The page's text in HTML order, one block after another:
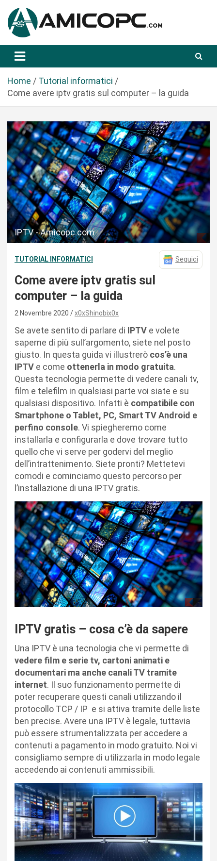
a
Amicopc.com
Home
Tutorial informatici
Come avere iptv gratis sul computer – la guida
IPTV - Amicopc.com
TUTORIAL INFORMATICI Seguici
Come avere iptv gratis sul
computer – la guida
2 Novembre 2020 x0xShinobix0x
Se avete sentito di parlare di IPTV e volete
saperne di più sull’argomento, siete nel posto
giusto. In questa guida vi illustrerò cos’è una
IPTV e come ottenerla in modo gratuita.
Questa tecnologia permette di vedere canali tv,
film e telefilm in qualsiasi parte voi siate e su
qualsiasi dispositivo. Infatti è compatibile con
Smartphone o Tablet, PC, Smart TV Android e
perfino console. Vi spiegheremo come
installarla e configurarla e dove trovare tutto
quello che vi serve per godervi del meglio
dell’intrattenimento. Siete pronti? Mettetevi
comodi e cominciamo questo percorso per
l’installazione di una IPTV gratis.
IPTV gratis – cosa c’è da sapere
Una IPTV è una tecnologia che vi permette di
vedere film e serie tv, cartoni animati e
documentari ma anche canali TV tramite
internet. Il suo funzionamento permette di
poter recuperare questi canali utilizzando il
protocollo TCP / IP e si attiva tramite delle liste
ben precise. Avere una IPTV è legale, tuttavia
può essere strumentalizzata per accedere a
contenuti a pagamento in modo gratuito. Noi vi
consigliamo sempre di utilizzarla in modo legale
accedendo ai contenuti ammissibili.